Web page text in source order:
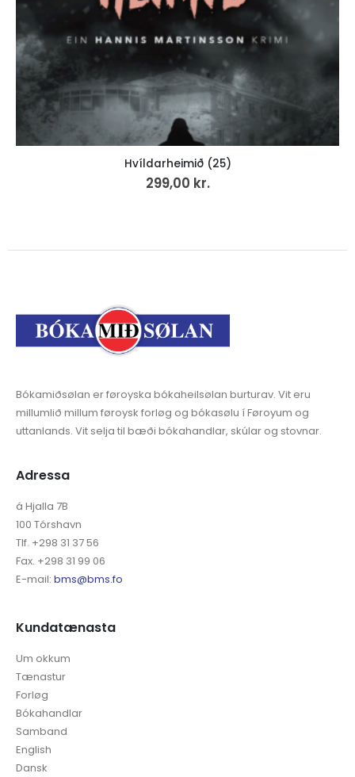
Hvíldarheimið (25)
299,00 kr.
Bókamiðsølan er føroyska bókaheilsølan burturav. Vit eru
millumlið millum føroysk forløg og bókasølu í Føroyum og
uttanlands. Vit selja til bæði bókahandlar, skúlar og stovnar.
Adressa
á Hjalla 7B
100 Tórshavn
Tlf. +298 31 37 56
Fax. +298 31 99 06
E-mail: bms@bms.fo
Kundatænasta
Um okkum
Tænastur
Forløg
Bókahandlar
Samband
English
Dansk